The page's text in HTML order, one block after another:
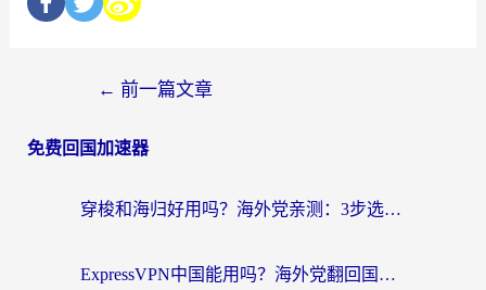
← 前一篇文章
免费回国加速器
穿梭和海归好用吗？海外党亲测：3步选对回国加速器，无缝刷国内剧玩手游
ExpressVPN中国能用吗？海外党翻回国内的加速器选择指南（附番茄加速器实测）